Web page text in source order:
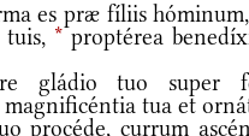
es præ fíliis hóminum,
*proptérea
gládio tuo super
magnificéntia tua et
currum